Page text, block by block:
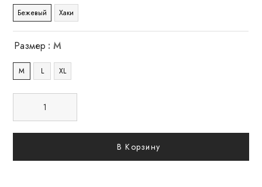
Бежевый Хаки
Размер : M
M L XL
В Корзину